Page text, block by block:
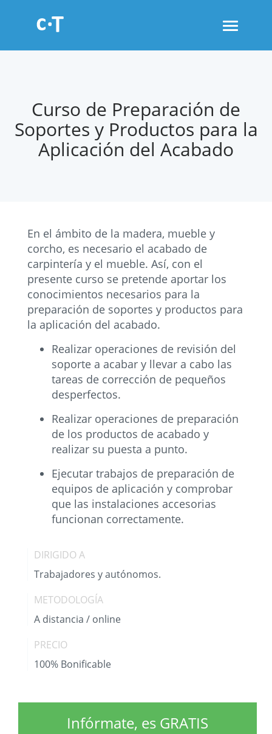
Toggle
Curso de Preparación de
Soportes y Productos para la
Aplicación del Acabado
En el ámbito de la madera, mueble y
corcho, es necesario el acabado de
carpintería y el mueble. Así, con el
presente curso se pretende aportar los
conocimientos necesarios para la
preparación de soportes y productos para
la aplicación del acabado.
Realizar operaciones de revisión del
soporte a acabar y llevar a cabo las
tareas de corrección de pequeños
desperfectos.
Realizar operaciones de preparación
de los productos de acabado y
realizar su puesta a punto.
Ejecutar trabajos de preparación de
equipos de aplicación y comprobar
que las instalaciones accesorias
funcionan correctamente.
DIRIGIDO A
Trabajadores y autónomos.
METODOLOGÍA
A distancia / online
PRECIO
100% Bonificable
Infórmate, es GRATIS